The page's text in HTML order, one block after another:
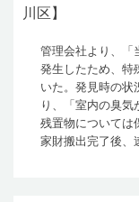
川区】
管理会社より、「
発生したため、特
いた。発見時の状
り、「室内の臭気
残置物については
家財搬出完了後、